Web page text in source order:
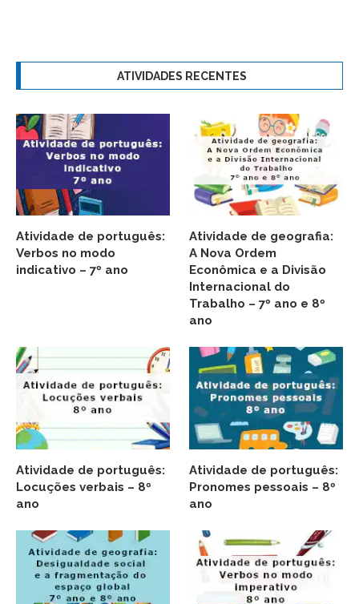
ATIVIDADES RECENTES
Atividade de português:
Verbos no modo
indicativo – 7º ano
Atividade de geografia:
A Nova Ordem
Econômica e a Divisão
Internacional do
Trabalho – 7º ano e 8º
ano
Atividade de português:
Locuções verbais – 8º
ano
Atividade de português:
Pronomes pessoais – 8º
ano